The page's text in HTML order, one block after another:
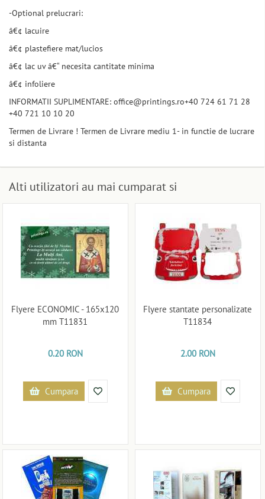
-Optional prelucrari:
â€¢ lacuire
â€¢ plastefiere mat/lucios
â€¢ lac uv â€“ necesita cantitate minima
â€¢ infoliere
INFORMATII SUPLIMENTARE: office@printings.ro+40 724 61 71 28
+40 721 10 10 20
Termen de Livrare ! Termen de Livrare mediu 1- in functie de lucrare
si distanta
Alti utilizatori au mai cumparat si
Flyere ECONOMIC - 165x120
mm T11831
0.20 RON
Cumpara
Flyere stantate personalizate
T11834
2.00 RON
Cumpara